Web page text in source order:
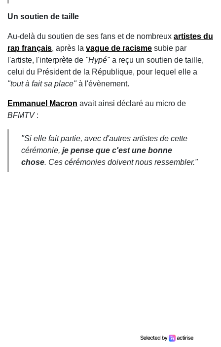
Un soutien de taille
Au-delà du soutien de ses fans et de nombreux artistes du
rap français, après la vague de racisme subie par
l'artiste, l'interprète de "Hypé"a reçu un soutien de taille,
celui du Président de la République, pour lequel elle a
"tout à fait sa place"à l'évènement.
Emmanuel Macron avait ainsi déclaré au micro de
BFMTV :
"Si elle fait partie, avec d'autres artistes de cette
cérémonie, je pense que c'est une bonne
chose. Ces cérémonies doivent nous ressembler."